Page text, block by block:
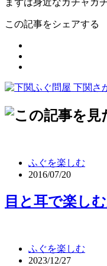
まずは身近なガチャガ
この記事をシェアする
ふぐを楽しむ
2016/07/20
目と耳で楽し
ふぐを楽しむ
2023/12/27